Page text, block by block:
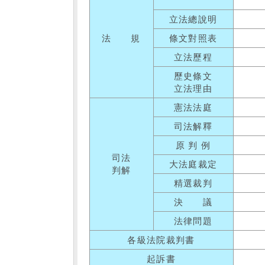
法 規
立法總說明
條文對照表
立法歷程
歷史條文
立法理由
司法
判解
憲法法庭
司法解釋
原 判 例
大法庭裁定
精選裁判
決 議
法律問題
各級法院裁判書
起訴書